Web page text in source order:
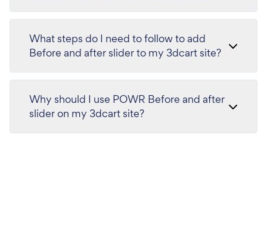
What steps do I need to follow to add
Before and after slider to my 3dcart site?
Why should I use POWR Before and after
slider on my 3dcart site?